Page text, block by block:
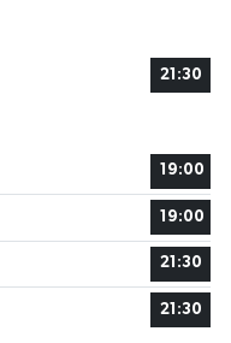
21:30
19:00
19:00
21:30
21:30